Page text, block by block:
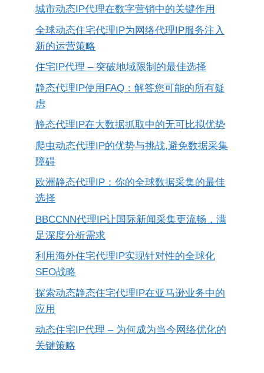
城市动态IP代理在数字营销中的关键作用
全球动态住宅代理IP为网络代理IP服务注入
新的运营策略
住宅IP代理 – 突破地域限制的最佳选择
静态代理IP使用FAQ：解答您可能的所有疑
虑
静态代理IP在大数据抓取中的无可比拟优势
爬虫动态代理IP的优势与挑战,避免数据采集
障碍
欧洲静态代理IP：你的全球数据采集的最佳
选择
BBCCNN代理IP让国际新闻采集更流畅，满
足深度分析需求
利用海外住宅代理IP实现针对性的全球化
SEO战略
探索动态静态住宅代理IP在亚马逊业务中的
应用
动态住宅IP代理 – 为何成为当今网络优化的
关键策略